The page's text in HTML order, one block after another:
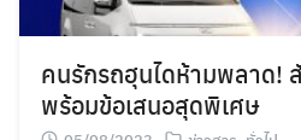
คนรักรถฮุนไดห้ามพลาด!
พร้อมข้อเสนอสุดพิเศษ